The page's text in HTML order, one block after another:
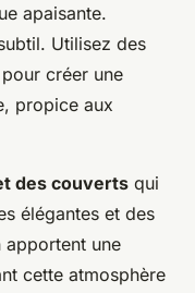
apaisante.
Utilisez des
créer une
propice aux
des couverts qui
élégantes et des
apportent une
cette atmosphère